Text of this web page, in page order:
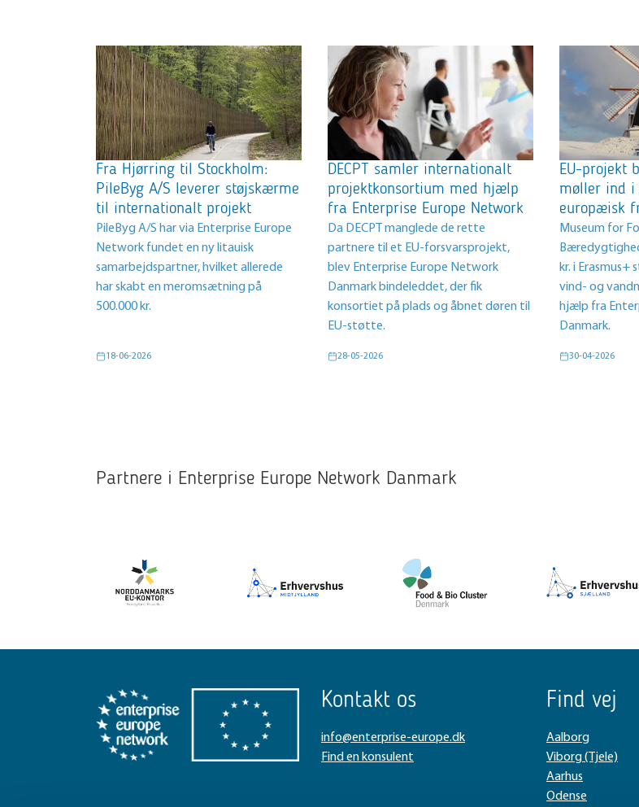
Fra Hjørring til Stockholm:
PileByg A/S leverer støjskærme
til internationalt projekt
PileByg A/S har via Enterprise Europe
Network fundet en ny litauisk
samarbejdspartner, hvilket allerede
har skabt en meromsætning på
500.000 kr.
18-06-2026
DECPT samler internationalt
projektkonsortium med hjælp
fra Enterprise Europe Network
Da DECPT manglede de rette
partnere til et EU-forsvarsprojekt,
blev Enterprise Europe Network
Danmark bindeleddet, der fik
konsortiet på plads og åbnet døren til
EU-støtte.
28-05-2026
EU-projekt
møller ind i
europæisk
Museum for
kr. i
vind- og
hjælp fra
Danmark.
30-04-2026
Partnere i Enterprise Europe Network Danmark
Kontakt os
info@enterprise-europe.dk
Find en konsulent
Find vej
Aalborg
Viborg (Tjele)
Aarhus
Odense